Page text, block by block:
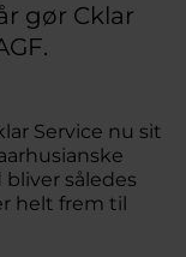
gør Cklar
Service nu sit
således
helt frem til